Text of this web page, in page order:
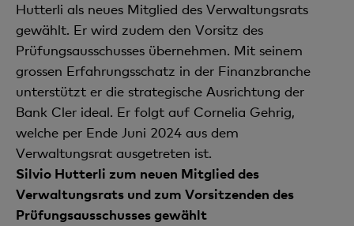
Hutterli als neues Mitglied des Verwaltungsrats
gewählt. Er wird zudem den Vorsitz des
Prüfungsausschusses übernehmen. Mit seinem
grossen Erfahrungsschatz in der Finanzbranche
unterstützt er die strategische Ausrichtung der
Bank Cler ideal. Er folgt auf Cornelia Gehrig,
welche per Ende Juni 2024 aus dem
Verwaltungsrat ausgetreten ist.
Silvio Hutterli zum neuen Mitglied des
Verwaltungsrats und zum Vorsitzenden des
Prüfungsausschusses gewählt